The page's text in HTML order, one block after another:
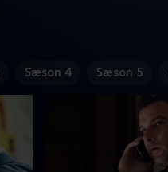
Sæson 4 Sæson 5